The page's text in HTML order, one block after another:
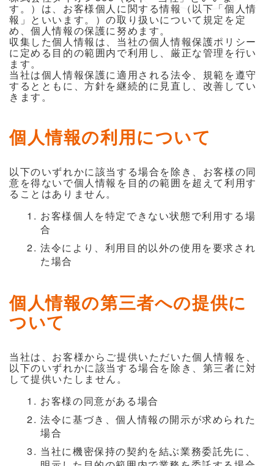
す。）は、お客様個人に関する情報（以下「個人情
報」といいます。）の取り扱いについて規定を定
め、個人情報の保護に努めます。
収集した個人情報は、当社の個人情報保護ポリシー
に定める目的の範囲内で利用し、厳正な管理を行い
ます。
当社は個人情報保護に適用される法令、規範を遵守
するとともに、方針を継続的に見直し、改善してい
きます。
個人情報の利用について
以下のいずれかに該当する場合を除き、お客様の同
意を得ないで個人情報を目的の範囲を超えて利用す
ることはありません。
お客様個人を特定できない状態で利用する場
合
法令により、利用目的以外の使用を要求され
た場合
個人情報の第三者への提供に
ついて
当社は、お客様からご提供いただいた個人情報を、
以下のいずれかに該当する場合を除き、第三者に対
して提供いたしません。
お客様の同意がある場合
法令に基づき、個人情報の開示が求められた
場合
当社に機密保持の契約を結ぶ業務委託先に、